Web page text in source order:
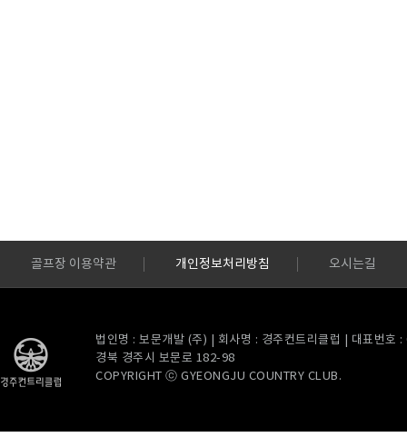
골프장 이용약관 개인정보처리방침 오시는길
법인명 : 보문개발 (주) | 회사명 : 경주컨트리클럽 | 대표번
경북 경주시 보문로 182-98
COPYRIGHT ⓒ GYEONGJU COUNTRY CLUB.